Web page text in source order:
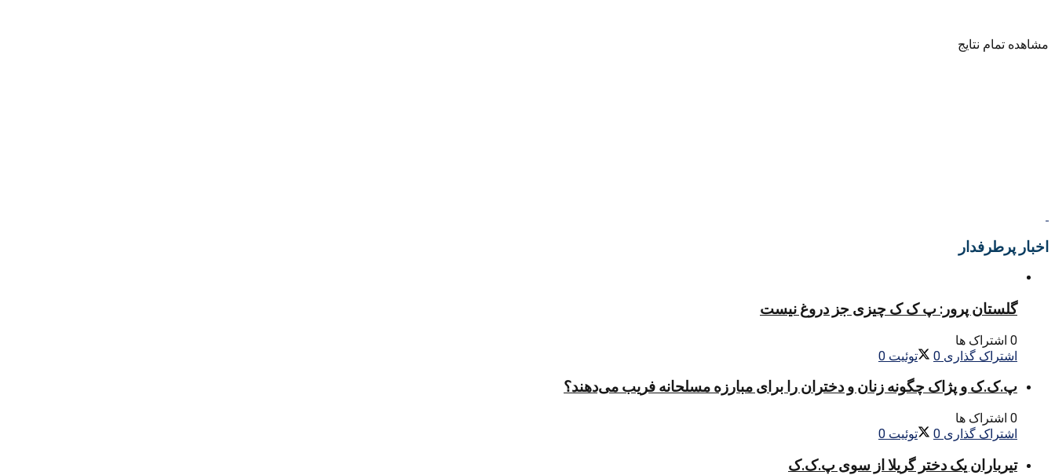
مشاهده تمام نتایج
اخبار پرطرفدار
گلستان پرور: پ ک ک چیزی جز دروغ نیست
0 اشتراک ها
اشتراک گذاری 0 توئیت 0
پ.ک.ک و پژاک چگونه زنان و دختران را برای مبارزه مسلحانه فریب می‌دهند؟
0 اشتراک ها
اشتراک گذاری 0 توئیت 0
تیرباران یک دختر گریلا از سوی پ.ک.ک